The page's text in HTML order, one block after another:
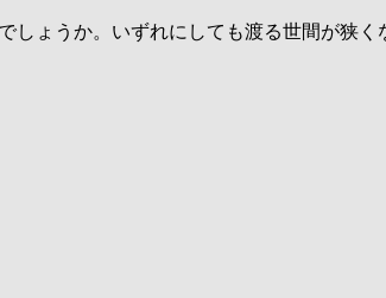
ょうか。いずれにしても渡る世間が狭く